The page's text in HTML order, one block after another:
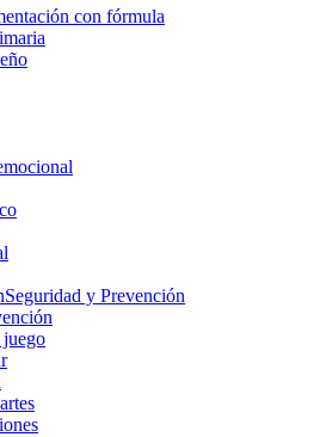
con fórmula
Seguridad y Prevención